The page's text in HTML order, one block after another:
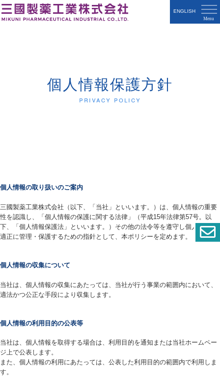
ENGLISH
個人情報保護方針
Privacy Policy
個人情報の取り扱いのご案内
三國製薬工業株式会社（以下、「当社」といいます。）は、個人情報の重要
性を認識し、「個人情報の保護に関する法律」（平成15年法律第57号。以
下、「個人情報保護法」といいます。）その他の法令等を遵守し個人情報を
適正に管理・保護するための指針として、本ポリシーを定めます。
個人情報の収集について
当社は、個人情報の収集にあたっては、当社が行う事業の範囲内において、
適法かつ公正な手段により収集します。
個人情報の利用目的の公表等
当社は、個人情報を取得する場合は、利用目的を通知または当社ホームペー
ジ上で公表します。
また、個人情報の利用にあたっては、公表した利用目的の範囲内で利用しま
す。